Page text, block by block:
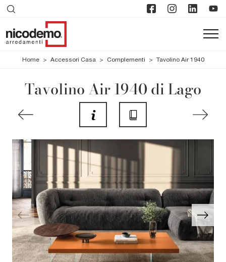
Home > Accessori Casa > Complementi > Tavolino Air 1940
Tavolino Air 1940 di Lago